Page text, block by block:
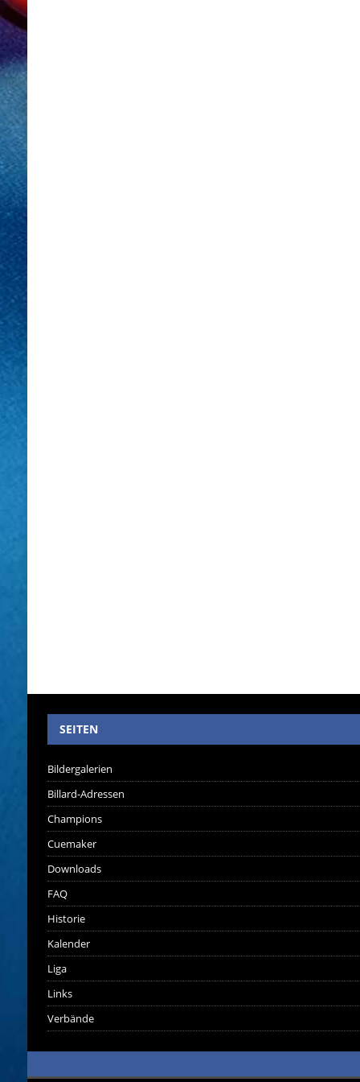
SEITEN
Bildergalerien
Billard-Adressen
Champions
Cuemaker
Downloads
FAQ
Historie
Kalender
Liga
Links
Verbände